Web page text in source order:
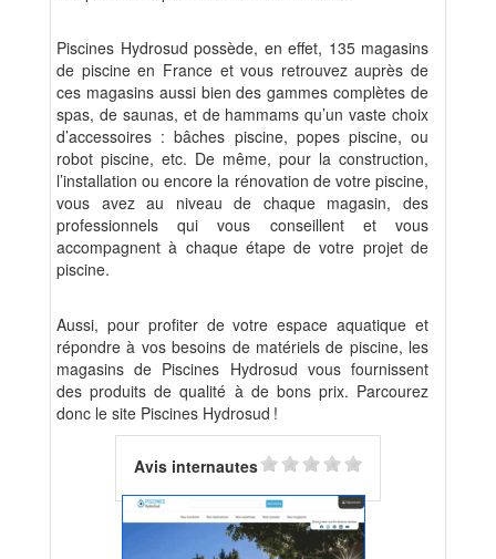
Piscines Hydrosud possède, en effet, 135 magasins
de piscine en France et vous retrouvez auprès de
ces magasins aussi bien des gammes complètes de
spas, de saunas, et de hammams qu’un vaste choix
d’accessoires : bâches piscine, popes piscine, ou
robot piscine, etc. De même, pour la construction,
l’installation ou encore la rénovation de votre piscine,
vous avez au niveau de chaque magasin, des
professionnels qui vous conseillent et vous
accompagnent à chaque étape de votre projet de
piscine.
Aussi, pour profiter de votre espace aquatique et
répondre à vos besoins de matériels de piscine, les
magasins de Piscines Hydrosud vous fournissent
des produits de qualité à de bons prix. Parcourez
donc le site Piscines Hydrosud !
Avis internautes